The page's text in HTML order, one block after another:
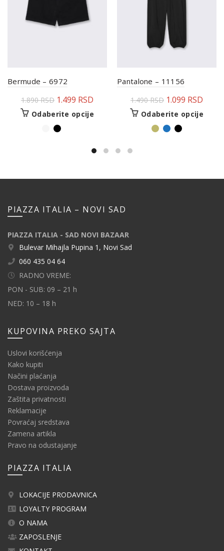
Bermude – 6972
1.890RSD 1.499 RSD
Odaberite opcije
Pantalone – 11156
1.490RSD 1.099 RSD
Odaberite opcije
PIAZZA ITALIA – NOVI SAD
PIAZZA ITALIA - SAD NOVI BAZAAR
Bulevar Mihajla Pupina 1, Novi Sad
060 435 04 64
RADNO VREME:
PON - SUB: 09 – 21 h
NED: 10 – 18 h
KUPOVINA PREKO SAJTA
Uslovi korišćenja
Kako kupiti
Načini plaćanja
Dostava proizvoda
Zaštita privatnosti
Reklamacije
Povraćaj sredstava
Zamena artikla
Pravo na odustajanje
PIAZZA ITALIA
LOKACIJE PRODAVNICA
LOYALTY PROGRAM
O NAMA
ZAPOSLENJE